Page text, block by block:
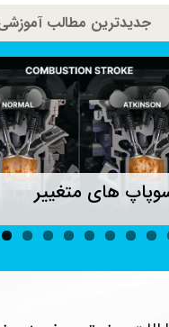
جدیدترین مطالب
های متغییر